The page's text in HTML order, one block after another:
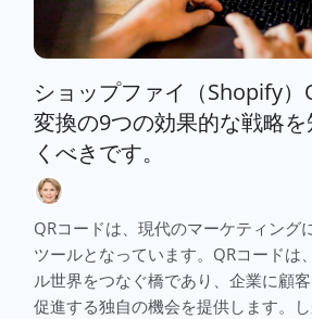
ショップファイ（Shopify）
変換の9つの効果的な戦略
くべきです。
QRコードは、現代のマーケティング
ツールとなっています。QRコードは
ル世界をつなぐ橋であり、企業に顧
促進する独自の機会を提供します。